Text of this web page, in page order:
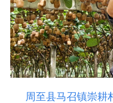
周至县马召镇崇耕